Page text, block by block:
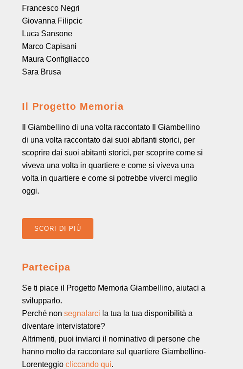
Francesco Negri
Giovanna Filipcic
Luca Sansone
Marco Capisani
Maura Configliacco
Sara Brusa
Il Progetto Memoria
Il Giambellino di una volta raccontato Il Giambellino
di una volta raccontato dai suoi abitanti storici, per
scoprire dai suoi abitanti storici, per scoprire come si
viveva una volta in quartiere e come si viveva una
volta in quartiere e come si potrebbe viverci meglio
oggi.
SCORI DI PIÙ
Partecipa
Se ti piace il Progetto Memoria Giambellino, aiutaci a
svilupparlo.
Perché non segnalarci la tua la tua disponibilità a
diventare intervistatore?
Altrimenti, puoi inviarci il nominativo di persone che
hanno molto da raccontare sul quartiere Giambellino-
Lorenteggio cliccando qui.